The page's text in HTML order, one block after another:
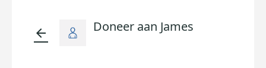
arrow_back Doneer aan James